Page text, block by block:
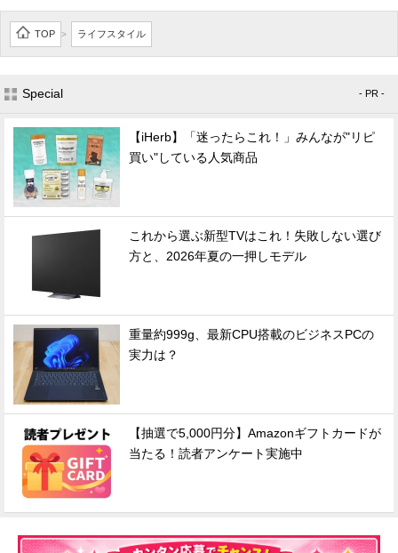
TOP > ライフスタイル
Special - PR -
【iHerb】「迷ったらこれ！」みんなが"リピ
買い"している人気商品
これから選ぶ新型TVはこれ！失敗しない選び
方と、2026年夏の一押しモデル
重量約999g、最新CPU搭載のビジネスPCの
実力は？
【抽選で5,000円分】Amazonギフトカードが
当たる！読者アンケート実施中